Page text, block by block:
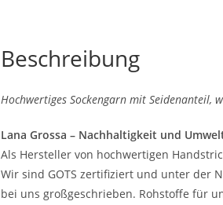
Beschreibung
Hochwertiges Sockengarn mit Seidenanteil,
Lana Grossa – Nachhaltigkeit und
Als Hersteller von hochwertigen
Wir sind GOTS zertifiziert und unter der
bei uns großgeschrieben. Rohstoffe für